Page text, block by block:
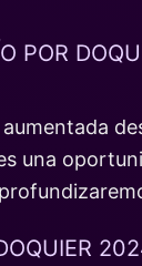
POR
una